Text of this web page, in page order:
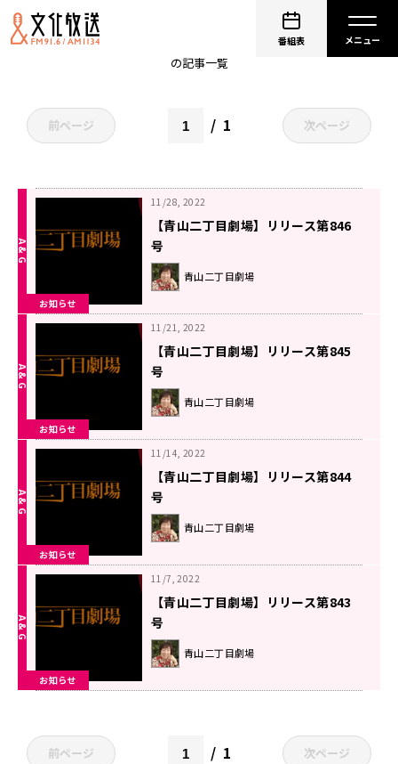
番組表
の記事一覧
前ページ 1 次ページ
お知らせ
11/28, 2022
【青山二丁目劇場】リリース第846
号
青山二丁目劇場
お知らせ
11/21, 2022
【青山二丁目劇場】リリース第845
号
青山二丁目劇場
お知らせ
11/14, 2022
【青山二丁目劇場】リリース第844
号
青山二丁目劇場
お知らせ
11/7, 2022
【青山二丁目劇場】リリース第843
号
青山二丁目劇場
前ページ 1 次ページ